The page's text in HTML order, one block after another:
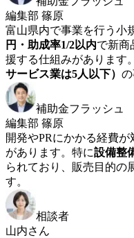
編集部 篠原
富山県内で事業を行う小
円・助成率1/2以内で新商
援する仕組みがあります
サービス業は5人以下）
補助金フラッシュ
編集部 篠原
開発やPRにかかる経費
があります。特に設備整
られており、販売目的の
す。
相談者
山内さん